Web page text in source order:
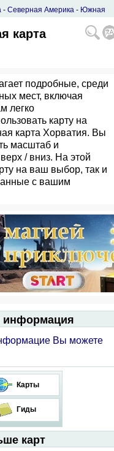
- Северная Америка - Южная
карта
подробные, среди
мест, включая
легко
карту на
карта Хорватия. Вы
масштаб и
/ вниз. На этой
на ваш выбор, так и
с вашим
информация
Вы можете
Карты
Гиды
карт